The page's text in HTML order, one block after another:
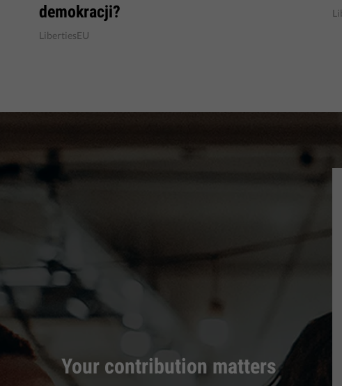
demokracji?
LibertiesEU
Your contribution matters